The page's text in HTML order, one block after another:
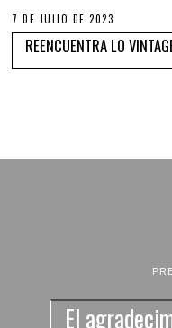
7 DE JULIO DE 2023
REENCUENTRA LO
El